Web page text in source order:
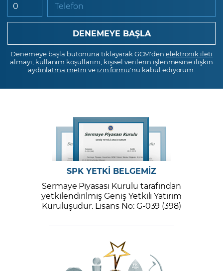
Telefon
Denemeye başla butonuna tıklayarak GCM'den elektronik ileti
almayı, kullanım koşullarını , kişisel verilerin işlenmesine ilişkin
aydınlatma metni ve izin formu'nu kabul ediyorum.
SPK YETKİ BELGEMİZ
Sermaye Piyasası Kurulu tarafından
yetkilendirilmiş Geniş Yetkili Yatırım
Kuruluşudur. Lisans No: G-039 (398)